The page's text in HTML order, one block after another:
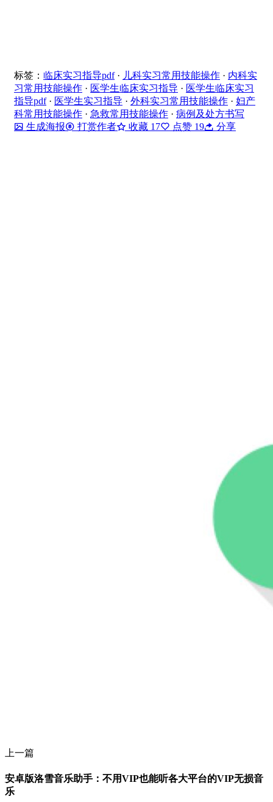
标签： 临床实习指导pdf· 儿科实习常用技能操作 · 内科实
习常用技能操作 · 医学生临床实习指导 · 医学生临床实习
指导pdf· 医学生实习指导 · 外科实习常用技能操作 · 妇产
科常用技能操作 · 急救常用技能操作 · 病例及处方书写
生成海报
打赏作者 收藏 17 点赞 19 分享
上一篇
安卓版洛雪音乐助手：不用VIP也能听各大平台的VIP无损音
乐